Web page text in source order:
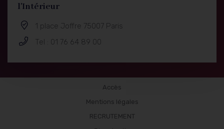
l'Intérieur
1 place Joffre 75007 Paris
Tel : 01 76 64 89 00
Accès
Mentions légales
RECRUTEMENT